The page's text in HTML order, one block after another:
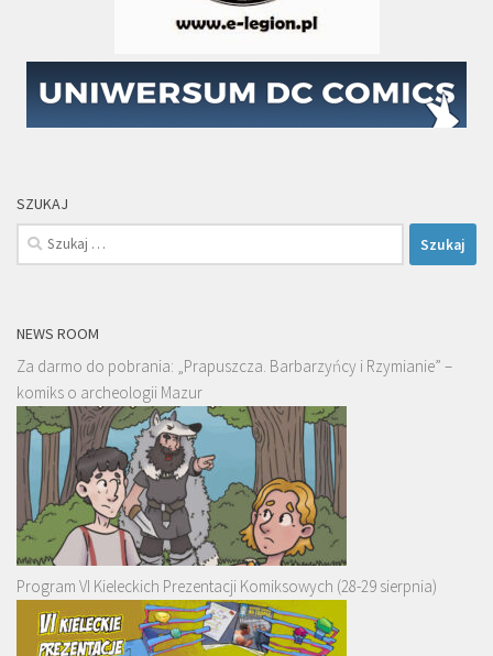
SZUKAJ
Szukaj:
NEWS ROOM
Za darmo do pobrania: „Prapuszcza. Barbarzyńcy i Rzymianie” –
komiks o archeologii Mazur
Program VI Kieleckich Prezentacji Komiksowych (28-29 sierpnia)